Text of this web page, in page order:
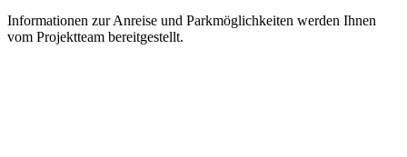
Informationen zur Anreise und Parkmöglichkeiten werden Ihnen
vom Projektteam bereitgestellt.